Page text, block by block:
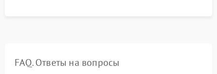
FAQ. Ответы на вопросы